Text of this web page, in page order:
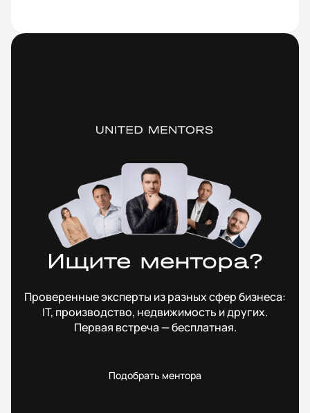
Ищите ментора?
Проверенные эксперты из разных сфер бизнеса:
IT, производство, недвижимость и других.
Первая встреча — бесплатная.
Подобрать ментора